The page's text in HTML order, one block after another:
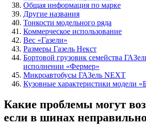
Общая информация по марке
Другие названия
Тонкости модельного ряда
Коммерческое использование
Вес «Газели»
Размеры Газель Некст
Бортовой грузовик семейства
исполнении «Фермер»
Микроавтобусы ГАЗель NEXT
Кузовные характеристики модели
Какие проблемы могут
если в шинах